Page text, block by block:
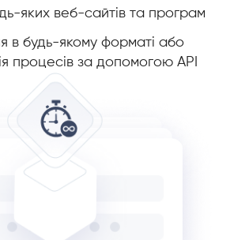
яких веб-сайтів та програм
в будь-якому форматі або
процесів за допомогою API